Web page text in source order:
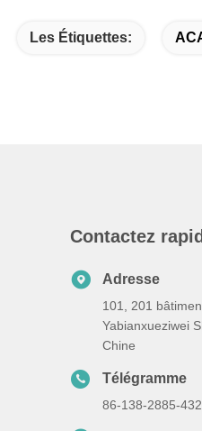
Les Étiquettes:
Contactez
Adresse
101, 201
Yabianxueziwei
Chine
Télégramme
86-138-2885-